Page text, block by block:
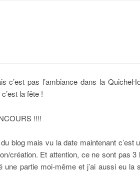
pas l’ambiance dans la
la fête !
!!!!
blog mais vu la date maintenant c’est
création. Et attention, ce ne sont pas
partie moi-même et j’ai aussi eu la